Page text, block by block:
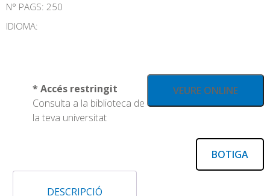
N° PAGS: 250
IDIOMA:
VEURE ONLINE
* Accés restringit
Consulta a la biblioteca de
la teva universitat
BOTIGA
DESCRIPCIÓ